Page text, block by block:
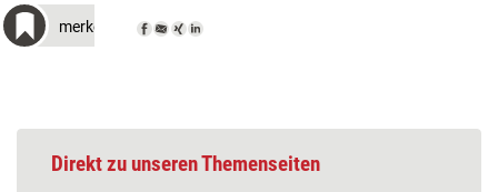
merken
Direkt zu unseren Themenseiten